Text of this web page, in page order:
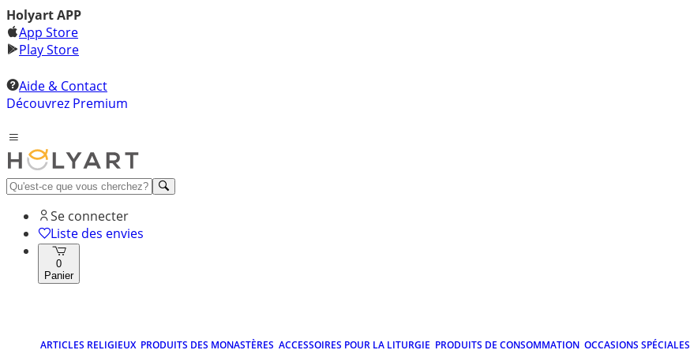
Holyart APP
App Store
Play Store
Aide & Contact
Découvrez Premium
Se connecter
Liste des envies
0
Panier
ARTICLES RELIGIEUX PRODUITS DES MONASTÈRES ACCESSOIRES POUR LA LITURGIE PRODUITS DE CONSOMMATION OCCASIONS SPÉCIALES